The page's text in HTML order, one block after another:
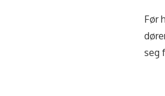
Før
seg